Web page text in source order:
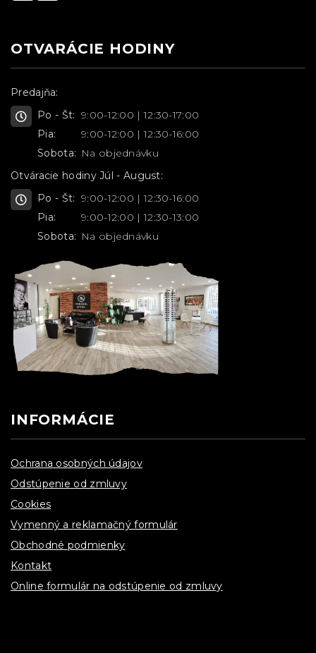
OTVARÁCIE HODINY
Predajňa:
Po - Št: 9:00-12:00 | 12:30-17:00
Pia:
9:00-12:00 | 12:30-16:00
Sobota: Na objednávku
Otváracie hodiny Júl - August:
Po - Št: 9:00-12:00 | 12:30-16:00
Pia:
9:00-12:00 | 12:30-13:00
Sobota: Na objednávku
INFORMÁCIE
Ochrana osobných údajov
Odstúpenie od zmluvy
Cookies
Vymenný a reklamačný formulár
Obchodné podmienky
Kontakt
Online formulár na odstúpenie od zmluvy